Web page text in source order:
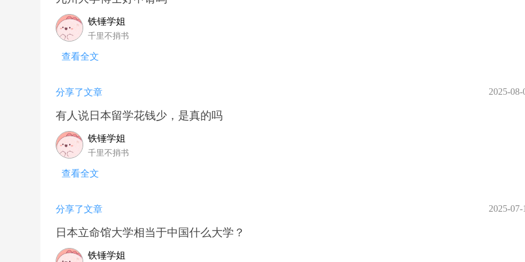
铁锤学姐
千里不捎书
查看全文
分享了文章 2025-08-
有人说日本留学花钱少，是真的吗
铁锤学姐
千里不捎书
查看全文
分享了文章 2025-07-
日本立命馆大学相当于中国什么大学？
铁锤学姐